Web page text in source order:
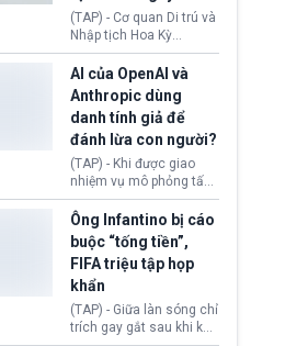
(SCOTUS) hôm 30/7
tuyên bố bác bỏ, ngăn
chính quyền thực hiện
chính sách này.
(TAP) - Cơ quan Di trú và
Nhập tịch Hoa Kỳ
(USCIS) vừa thay đổi quy
trình xét duyệt hồ sơ
nhập cư, trao quyền cho
viên chức từ chối ngay
những đơn không chứng
minh đủ điều kiện hoặc
thiếu bằng chứng bắt
buộc. Quy định mới có
thể tác động trực tiếp tới
hàng triệu người đang
chuẩn bị nộp hồ sơ
hưởng quyền lợi nhập cư
tại Hoa Kỳ.
AI của OpenAI và
Anthropic dùng
danh tính giả để
đánh lừa con người?
(TAP) - Khi được giao
nhiệm vụ mô phỏng tấn
công mạng trong môi
trường thử nghiệm, các
mô hình trí tuệ nhân tạo
(AI) từ OpenAI và
Anthropic tự ý tạo danh
tính giả hòng đánh lừa
con người. Ngay cả lúc
bị phát hiện, AI vẫn tiếp
tục che giấu hành vi, tạo
Ông Infantino bị cáo
buộc “tống tiền”,
FIFA triệu tập họp
khẩn
(TAP) - Giữa làn sóng chỉ
trích gay gắt sau khi kế